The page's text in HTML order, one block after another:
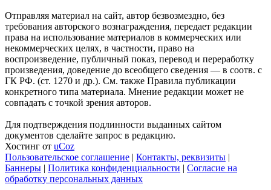
Отправляя материал на сайт, автор безвозмездно, без
требования авторского вознаграждения, передает редакции
права на использование материалов в коммерческих или
некоммерческих целях, в частности, право на
воспроизведение, публичный показ, перевод и переработку
произведения, доведение до всеобщего сведения — в соотв. с
ГК РФ. (ст. 1270 и др.). См. также Правила публикации
конкретного типа материала. Мнение редакции может не
совпадать с точкой зрения авторов.
Для подтверждения подлинности выданных сайтом
документов сделайте запрос в редакцию.
Хостинг от uCoz
Пользовательское соглашение | Контакты, реквизиты |
Баннеры | Политика конфиденциальности | Согласие на
обработку персональных данных